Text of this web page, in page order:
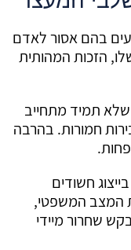
בהם אסור לאדם
הזכות המהותית
שלא תמיד מתחייב
חמורות. בהרבה
חשודים
המצב המשפטי,
שחרור מיידי